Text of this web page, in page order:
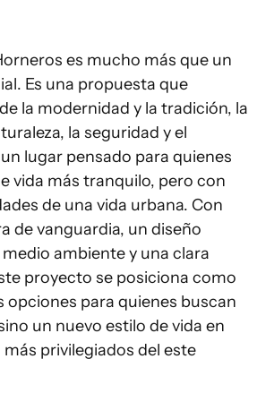
es mucho más que un
Es una propuesta que
la modernidad y la tradición, la
la seguridad y el
lugar pensado para quienes
vida más tranquilo, pero con
de una vida urbana. Con
de vanguardia, un diseño
ambiente y una clara
proyecto se posiciona como
opciones para quienes buscan
un nuevo estilo de vida en
privilegiados del este